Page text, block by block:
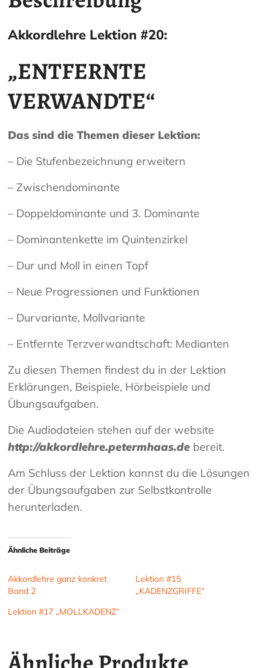
Akkordlehre Lektion #20:
„ENTFERNTE
VERWANDTE“
Das sind die Themen dieser Lektion:
– Die Stufenbezeichnung erweitern
– Zwischendominante
– Doppeldominante und 3. Dominante
– Dominantenkette im Quintenzirkel
– Dur und Moll in einen Topf
– Neue Progressionen und Funktionen
– Durvariante, Mollvariante
– Entfernte Terzverwandtschaft: Medianten
Zu diesen Themen findest du in der Lektion
Erklärungen, Beispiele, Hörbeispiele und
Übungsaufgaben.
Die Audiodateien stehen auf der website
http://akkordlehre.petermhaas.de bereit.
Am Schluss der Lektion kannst du die Lösungen
der Übungsaufgaben zur Selbstkontrolle
herunterladen.
Ähnliche Beiträge
Akkordlehre ganz konkret
Band 2
Lektion #15
„KADENZGRIFFE“
Lektion #17 „MOLLKADENZ“